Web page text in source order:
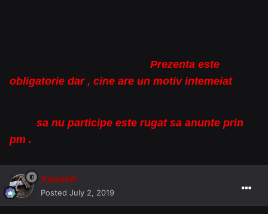
Prezenta este
obligatorie dar , cine are un motiv intemeiat
sa nu participe este rugat sa anunte prin
pm .
XandeR
Posted July 2, 2019